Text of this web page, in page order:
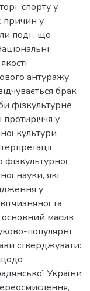
спорту у
причин у
події, що
антуражу.
брак
фізкультурне
протиріччя у
культури
науки, які
у
та
основний масив
популярні
стверджувати:
України